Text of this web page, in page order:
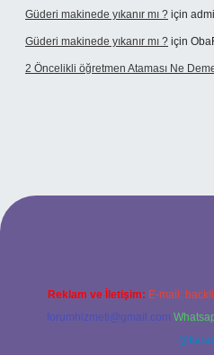
Güderi makinede yıkanır mı ? için
Güderi makinede yıkanır mı ? için
2 Öncelikli öğretmen Ataması Ne
Reklam ve İletişim: E-mail:
forumhizmeti@gmail.com